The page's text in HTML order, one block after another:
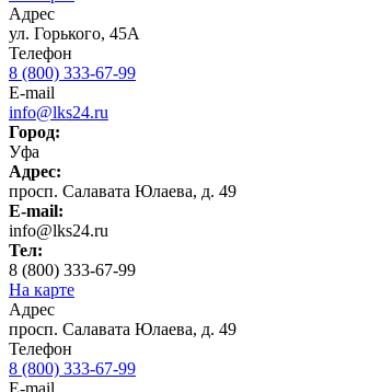
Адрес
ул. Горького, 45А
Телефон
8 (800) 333-67-99
E-mail
info@lks24.ru
Город:
Уфа
Адрес:
просп. Салавата Юлаева, д. 49
E-mail:
info@lks24.ru
Тел:
8 (800) 333-67-99
На карте
Адрес
просп. Салавата Юлаева, д. 49
Телефон
8 (800) 333-67-99
E-mail